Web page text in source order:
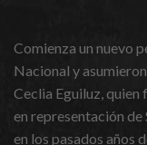
Comienza un nuevo
Nacional y
Ceclia Eguiluz,
en representación de
en los pasados años